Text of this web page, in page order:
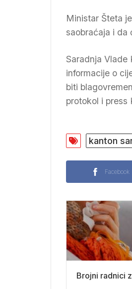
Ministar Šteta
saobraćaja i da
Saradnja Vlade
informacije o
biti
protokol i press
kanton
Facebook
Brojni radnici